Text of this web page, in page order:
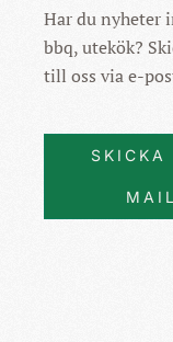
Har du nyheter
bbq, utekök?
till oss via e-
SKICKA
MAIL